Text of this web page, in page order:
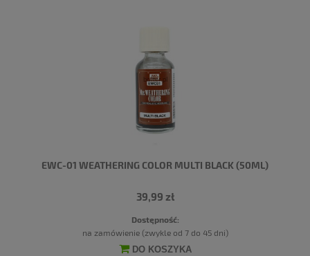
EWC-01 WEATHERING COLOR MULTI BLACK (50ML)
39,99 zł
Dostępność:
na zamówienie (zwykle od 7 do 45 dni)
DO KOSZYKA